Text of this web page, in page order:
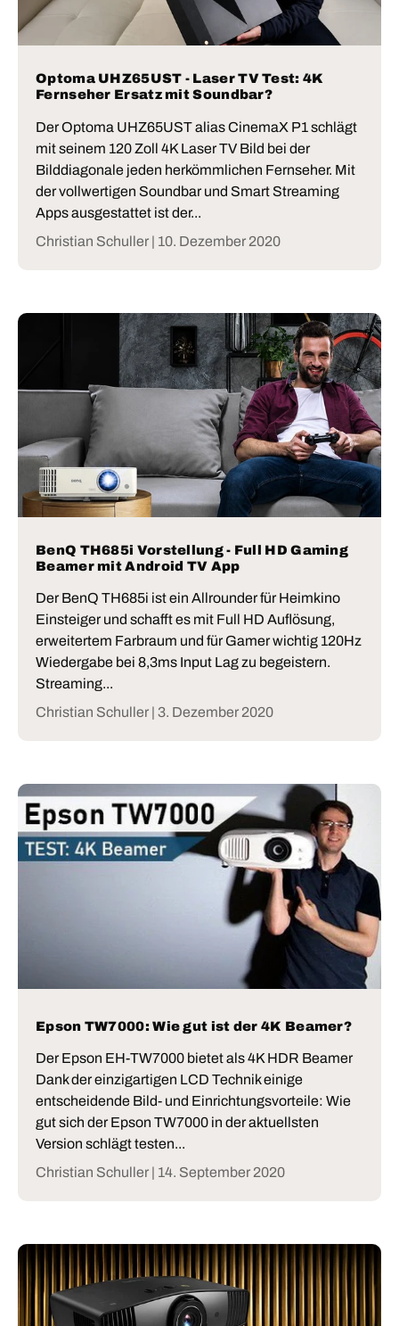
Optoma UHZ65UST - Laser TV Test: 4K
Fernseher Ersatz mit Soundbar?
Der Optoma UHZ65UST alias CinemaX P1 schlägt
mit seinem 120 Zoll 4K Laser TV Bild bei der
Bilddiagonale jeden herkömmlichen Fernseher. Mit
der vollwertigen Soundbar und Smart Streaming
Apps ausgestattet ist der...
Christian Schuller | 10. Dezember 2020
BenQ TH685i Vorstellung - Full HD Gaming
Beamer mit Android TV App
Der BenQ TH685i ist ein Allrounder für Heimkino
Einsteiger und schafft es mit Full HD Auflösung,
erweitertem Farbraum und für Gamer wichtig 120Hz
Wiedergabe bei 8,3ms Input Lag zu begeistern.
Streaming...
Christian Schuller | 3. Dezember 2020
Epson TW7000: Wie gut ist der 4K Beamer?
Der Epson EH-TW7000 bietet als 4K HDR Beamer
Dank der einzigartigen LCD Technik einige
entscheidende Bild- und Einrichtungsvorteile: Wie
gut sich der Epson TW7000 in der aktuellsten
Version schlägt testen...
Christian Schuller | 14. September 2020